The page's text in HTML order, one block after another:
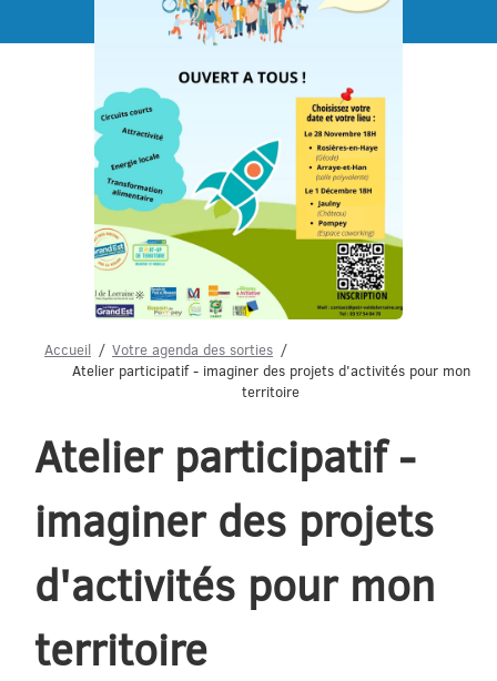
Menu
Accueil
Votre agenda des sorties
Atelier participatif - imaginer des projets d'activités pour mon
territoire
Atelier participatif -
imaginer des projets
d'activités pour mon
territoire